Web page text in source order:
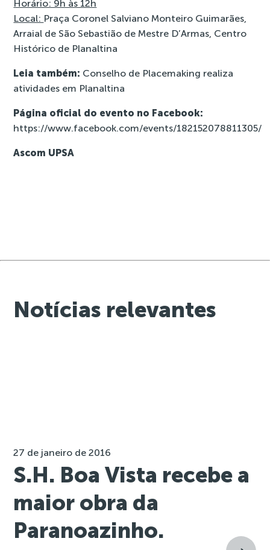
Horário: 9h às 12h
Local: Praça Coronel Salviano Monteiro Guimarães,
Arraial de São Sebastião de Mestre D’Armas, Centro
Histórico de Planaltina
Leia também: Conselho de Placemaking realiza
atividades em Planaltina
Página oficial do evento no Facebook:
https://www.facebook.com/events/182152078811305/
Ascom UPSA
Notícias relevantes
27 de janeiro de 2016
S.H. Boa Vista recebe a
maior obra da
Paranoazinho.